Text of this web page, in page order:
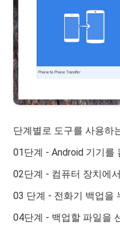
단계별로 도구를 사용하
01단계 - Android 기기를
02단계 - 컴퓨터 장치에
03 단계 - 전화기 백업을
04단계 - 백업할 파일을